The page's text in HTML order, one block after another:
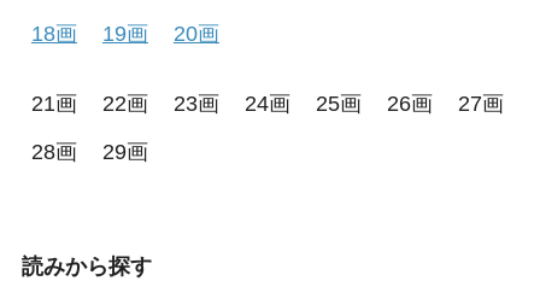
18画
19画 20画
21画 22画 23画 24画 25画 26画
27画
28画
29画
読みから探す